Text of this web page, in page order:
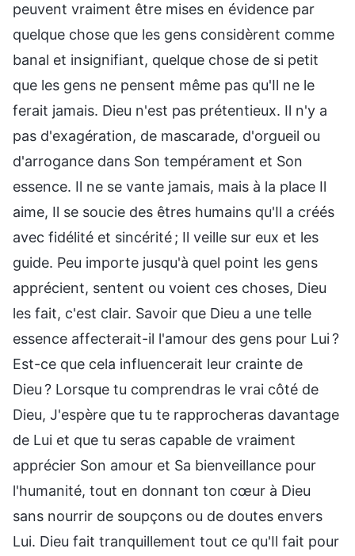
peuvent vraiment être mises en évidence par
quelque chose que les gens considèrent comme
banal et insignifiant, quelque chose de si petit
que les gens ne pensent même pas qu'Il ne le
ferait jamais. Dieu n'est pas prétentieux. Il n'y a
pas d'exagération, de mascarade, d'orgueil ou
d'arrogance dans Son tempérament et Son
essence. Il ne se vante jamais, mais à la place Il
aime, Il se soucie des êtres humains qu'Il a créés
avec fidélité et sincérité ; Il veille sur eux et les
guide. Peu importe jusqu'à quel point les gens
apprécient, sentent ou voient ces choses, Dieu
les fait, c'est clair. Savoir que Dieu a une telle
essence affecterait-il l'amour des gens pour Lui ?
Est-ce que cela influencerait leur crainte de
Dieu ? Lorsque tu comprendras le vrai côté de
Dieu, J'espère que tu te rapprocheras davantage
de Lui et que tu seras capable de vraiment
apprécier Son amour et Sa bienveillance pour
l'humanité, tout en donnant ton cœur à Dieu
sans nourrir de soupçons ou de doutes envers
Lui. Dieu fait tranquillement tout ce qu'Il fait pour